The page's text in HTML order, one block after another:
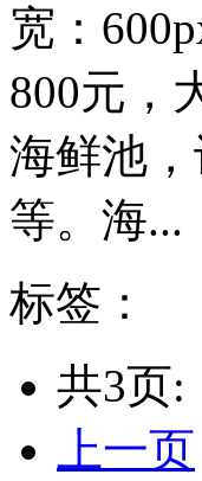
宽：
800元，
海鲜池
等。海...
标签：
共3页:
上一页